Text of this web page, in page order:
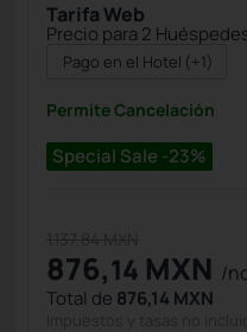
Tarifa Web
Precio para 2
Pago en el Hotel (+1)
Special Sale -23%
Permite Cancelación
876,14 MXN /
Total de 876,14 MXN